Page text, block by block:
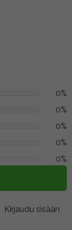
0%
0%
0%
0%
0%
Kirjaudu sisään